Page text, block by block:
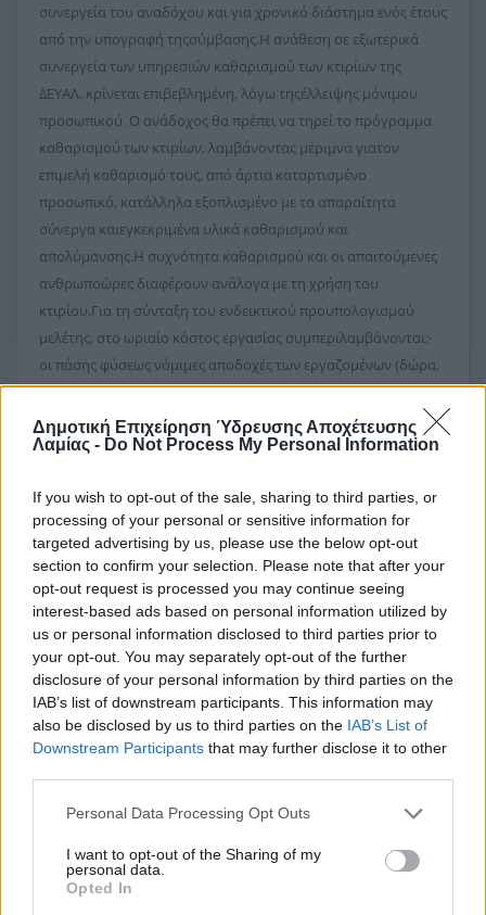
Δημοτική Επιχείρηση Ύδρευσης Αποχέτευσης
Λαμίας - Do Not Process My Personal Information
If you wish to opt-out of the sale, sharing to third parties, or
processing of your personal or sensitive information for
targeted advertising by us, please use the below opt-out
section to confirm your selection. Please note that after your
opt-out request is processed you may continue seeing
interest-based ads based on personal information utilized by
us or personal information disclosed to third parties prior to
your opt-out. You may separately opt-out of the further
disclosure of your personal information by third parties on the
IAB’s list of downstream participants. This information may
also be disclosed by us to third parties on the IAB’s List of
Downstream Participants that may further disclose it to other
Personal Data Processing Opt Outs
I want to opt-out of the Sharing of my
personal data.
Opted In
συνεργεία του αναδόχου και για χρονικό διάστημα ενός έτους
από την υπογραφή τηςσύμβασης.Η ανάθεση σε εξωτερικά
συνεργεία των υπηρεσιών καθαρισμού των κτιρίων της
ΔΕΥΑΛ, κρίνεται επιβεβλημένη, λόγω τηςέλλειψης μόνιμου
προσωπικού. Ο ανάδοχος θα πρέπει να τηρεί το πρόγραμμα
καθαρισμού των κτιρίων, λαμβάνοντας μέριμνα γιατον
επιμελή καθαρισμό τους, από άρτια καταρτισμένο
προσωπικό, κατάλληλα εξοπλισμένο με τα απαραίτητα
σύνεργα καιεγκεκριμένα υλικά καθαρισμού και
απολύμανσης.Η συχνότητα καθαρισμού και οι απαιτούμενες
ανθρωποώρες διαφέρουν ανάλογα με τη χρήση του
κτιρίου.Για τη σύνταξη του ενδεικτικού προϋπολογισμού
μελέτης, στο ωριαίο κόστος εργασίας συμπεριλαμβάνονται:·
οι πάσης φύσεως νόμιμες αποδοχές των εργαζομένων (δώρα,
επιδόματα),· οι ασφαλιστικές εισφορές του εργοδότη,· το
κόστος αναλώσιμων καθαριότητας και απολύμανσης,· το
κόστος χρήσης των απαιτούμενων μηχανημάτων,· το
εργολαβικό όφελος.Η δαπάνη ανέρχεται στο ποσό των
29.731.20 € πλέον Φ.Π.Α 7.135.48 € σύνολο 36.866.68 € και θα
βαρύνει τονπροϋπολογισμού της ΔΕΥΑΛ, οικονομικού έτους
2026 – 2027.
Αρχεία:
Συνημμένο
Μέγεθος
26proc019382542.pdf
257.18 KB
ΔΙ@ΥΓΕΙΑ
ΟΡΙΣΤΙΚΟΠΟΙΗΣΗ ΠΛΗΡΩΜΗΣ
ΟΡΙΣΤΙΚΟΠΟΙΗΣΗ ΠΛΗΡΩΜΗΣ
Προμήθεια επιπλέον χαλαζιακής άμμου προς πλήρωση της